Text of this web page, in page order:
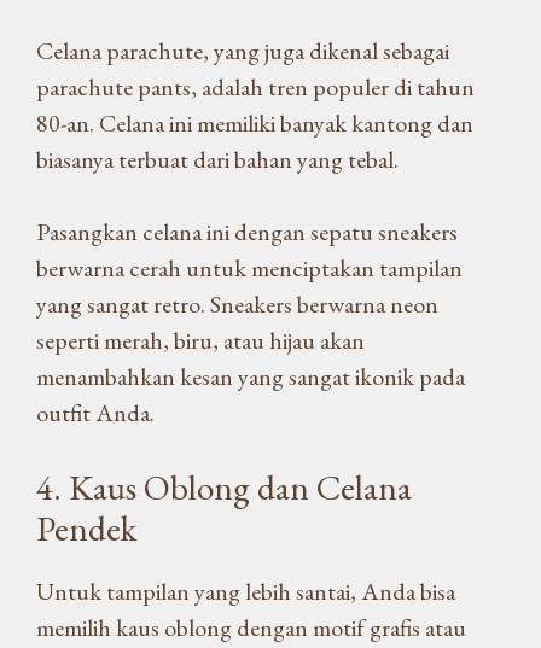
Celana parachute, yang juga dikenal sebagai
parachute pants, adalah tren populer di tahun
80-an. Celana ini memiliki banyak kantong dan
biasanya terbuat dari bahan yang tebal.
Pasangkan celana ini dengan sepatu sneakers
berwarna cerah untuk menciptakan tampilan
yang sangat retro. Sneakers berwarna neon
seperti merah, biru, atau hijau akan
menambahkan kesan yang sangat ikonik pada
outfit Anda.
4. Kaus Oblong dan Celana
Pendek
Untuk tampilan yang lebih santai, Anda bisa
memilih kaus oblong dengan motif grafis atau